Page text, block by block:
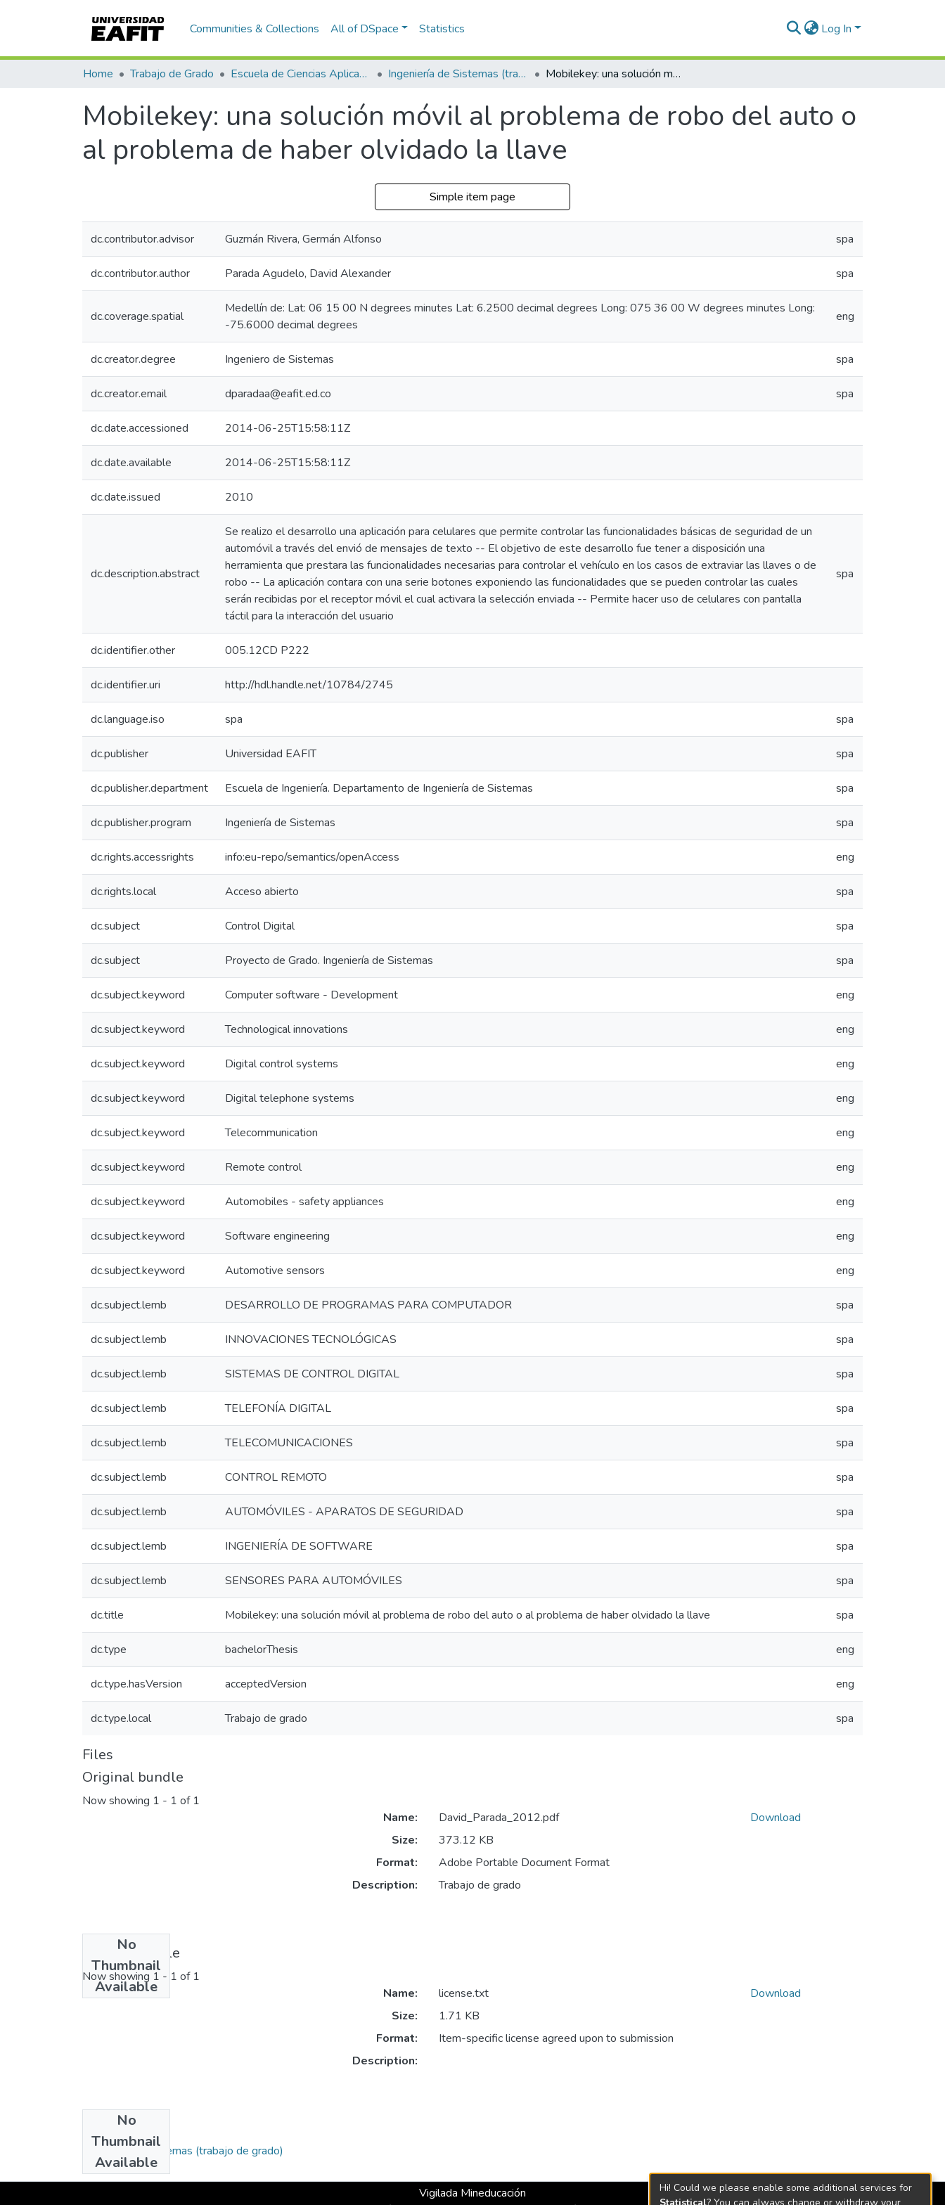
Communities & Collections All of DSpace Statistics Log In
Home Trabajo de Grado Escuela de Ciencias Aplicadas e Ingeniería Ingeniería de Sistemas (trabajo de grado) Mobilekey: una solución móvil al problema de robo del auto o al problema de haber olvidado la llave
Mobilekey: una solución móvil al problema de robo del auto o
al problema de haber olvidado la llave
Simple item page
dc.contributor.advisor Guzmán Rivera, Germán Alfonso spa
dc.contributor.author Parada Agudelo, David Alexander spa
dc.coverage.spatial
Medellín de: Lat: 06 15 00 N degrees minutes Lat: 6.2500 decimal degrees Long: 075 36 00 W degrees minutes Long:
-75.6000 decimal degrees
eng
dc.creator.degree Ingeniero de Sistemas spa
dc.creator.email dparadaa@eafit.ed.co spa
dc.date.accessioned 2014-06-25T15:58:11Z
dc.date.available 2014-06-25T15:58:11Z
dc.date.issued 2010
dc.description.abstract
Se realizo el desarrollo una aplicación para celulares que permite controlar las funcionalidades básicas de seguridad de un
automóvil a través del envió de mensajes de texto -- El objetivo de este desarrollo fue tener a disposición una
herramienta que prestara las funcionalidades necesarias para controlar el vehículo en los casos de extraviar las llaves o de
robo -- La aplicación contara con una serie botones exponiendo las funcionalidades que se pueden controlar las cuales
serán recibidas por el receptor móvil el cual activara la selección enviada -- Permite hacer uso de celulares con pantalla
táctil para la interacción del usuario
spa
dc.identifier.other 005.12CD P222
dc.identifier.uri http://hdl.handle.net/10784/2745
dc.language.iso spa spa
dc.publisher Universidad EAFIT spa
dc.publisher.department Escuela de Ingeniería. Departamento de Ingeniería de Sistemas spa
dc.publisher.program Ingeniería de Sistemas spa
dc.rights.accessrights info:eu-repo/semantics/openAccess eng
dc.rights.local Acceso abierto spa
dc.subject Control Digital spa
dc.subject Proyecto de Grado. Ingeniería de Sistemas spa
dc.subject.keyword Computer software - Development eng
dc.subject.keyword Technological innovations eng
dc.subject.keyword Digital control systems eng
dc.subject.keyword Digital telephone systems eng
dc.subject.keyword Telecommunication eng
dc.subject.keyword Remote control eng
dc.subject.keyword Automobiles - safety appliances eng
dc.subject.keyword Software engineering eng
dc.subject.keyword Automotive sensors eng
dc.subject.lemb DESARROLLO DE PROGRAMAS PARA COMPUTADOR spa
dc.subject.lemb INNOVACIONES TECNOLÓGICAS spa
dc.subject.lemb SISTEMAS DE CONTROL DIGITAL spa
dc.subject.lemb TELEFONÍA DIGITAL spa
dc.subject.lemb TELECOMUNICACIONES spa
dc.subject.lemb CONTROL REMOTO spa
dc.subject.lemb AUTOMÓVILES - APARATOS DE SEGURIDAD spa
dc.subject.lemb INGENIERÍA DE SOFTWARE spa
dc.subject.lemb SENSORES PARA AUTOMÓVILES spa
dc.title Mobilekey: una solución móvil al problema de robo del auto o al problema de haber olvidado la llave spa
dc.type bachelorThesis eng
dc.type.hasVersion acceptedVersion eng
dc.type.local Trabajo de grado spa
Files
Original bundle
Now showing 1 - 1 of 1
No
Thumbnail
Available
Name:
David_Parada_2012.pdf
Size:
373.12 KB
Format:
Adobe Portable Document Format
Description:
Trabajo de grado
Download
License bundle
Now showing 1 - 1 of 1
No
Thumbnail
Available
Name:
license.txt
Size:
1.71 KB
Format:
Item-specific license agreed upon to submission
Description:
Download
Collections
Ingeniería de Sistemas (trabajo de grado)
Vigilada Mineducación
Hi! Could we please enable some additional services for